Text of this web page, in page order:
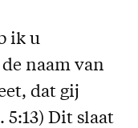
ik u
naam van
dat gij
5:13) Dit slaat